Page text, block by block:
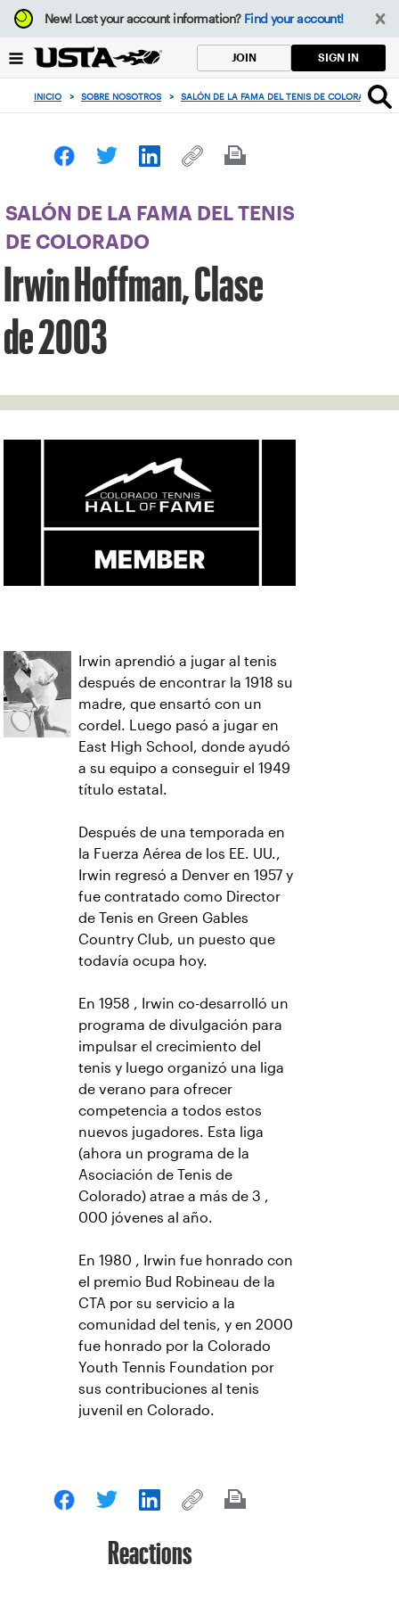
Enfoque
desde
botón
volver
principio
New!Lost your account information? Find your account!
JOIN SIGN IN
INICIO > SOBRE NOSOTROS > SALÓN DE LA FAMA DEL TENIS DE COLORADO >
SALÓN DE LA FAMA DEL TENIS
DE COLORADO
Irwin Hoffman, Clase
de 2003
Irwin aprendió a jugar al tenis
después de encontrar la 1918 su
madre, que ensartó con un
cordel. Luego pasó a jugar en
East High School, donde ayudó
a su equipo a conseguir el 1949
título estatal.
Después de una temporada en
la Fuerza Aérea de los EE. UU.,
Irwin regresó a Denver en 1957 y
fue contratado como Director
de Tenis en Green Gables
Country Club, un puesto que
todavía ocupa hoy.
En 1958 , Irwin co-desarrolló un
programa de divulgación para
impulsar el crecimiento del
tenis y luego organizó una liga
de verano para ofrecer
competencia a todos estos
nuevos jugadores. Esta liga
(ahora un programa de la
Asociación de Tenis de
Colorado) atrae a más de 3 ,
000 jóvenes al año.
En 1980 , Irwin fue honrado con
el premio Bud Robineau de la
CTA por su servicio a la
comunidad del tenis, y en 2000
fue honrado por la Colorado
Youth Tennis Foundation por
sus contribuciones al tenis
juvenil en Colorado.
Reactions